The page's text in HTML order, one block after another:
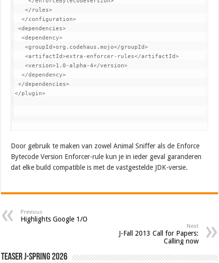
   </rules>
  </configuration>
<dependencies>
  <dependency>
   <groupId>org.codehaus.mojo</groupId>
   <artifactId>extra-enforcer-rules</artifactId>
   <version>1.0-alpha-4</version>
  </dependency>
</dependencies>
</plugin>
Door gebruik te maken van zowel Animal Sniffer als de Enforce
Bytecode Version Enforcer-rule kun je inieder geval garanderen
dat elke build compatible is met de vastgestelde JDK-versie.
Previous
Highlights Google 1/O
Next
J-Fall 2013 Call for Papers:
Calling now
Teaser J-Spring 2026